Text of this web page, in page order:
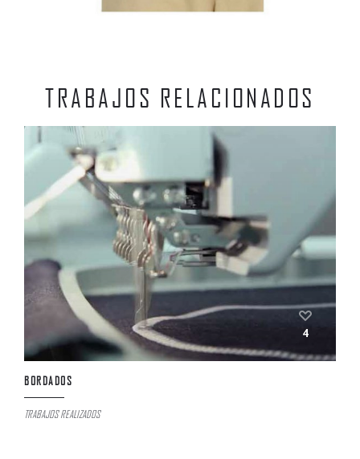
TRABAJOS RELACIONADOS
4
BORDADOS
TRABAJOS REALIZADOS